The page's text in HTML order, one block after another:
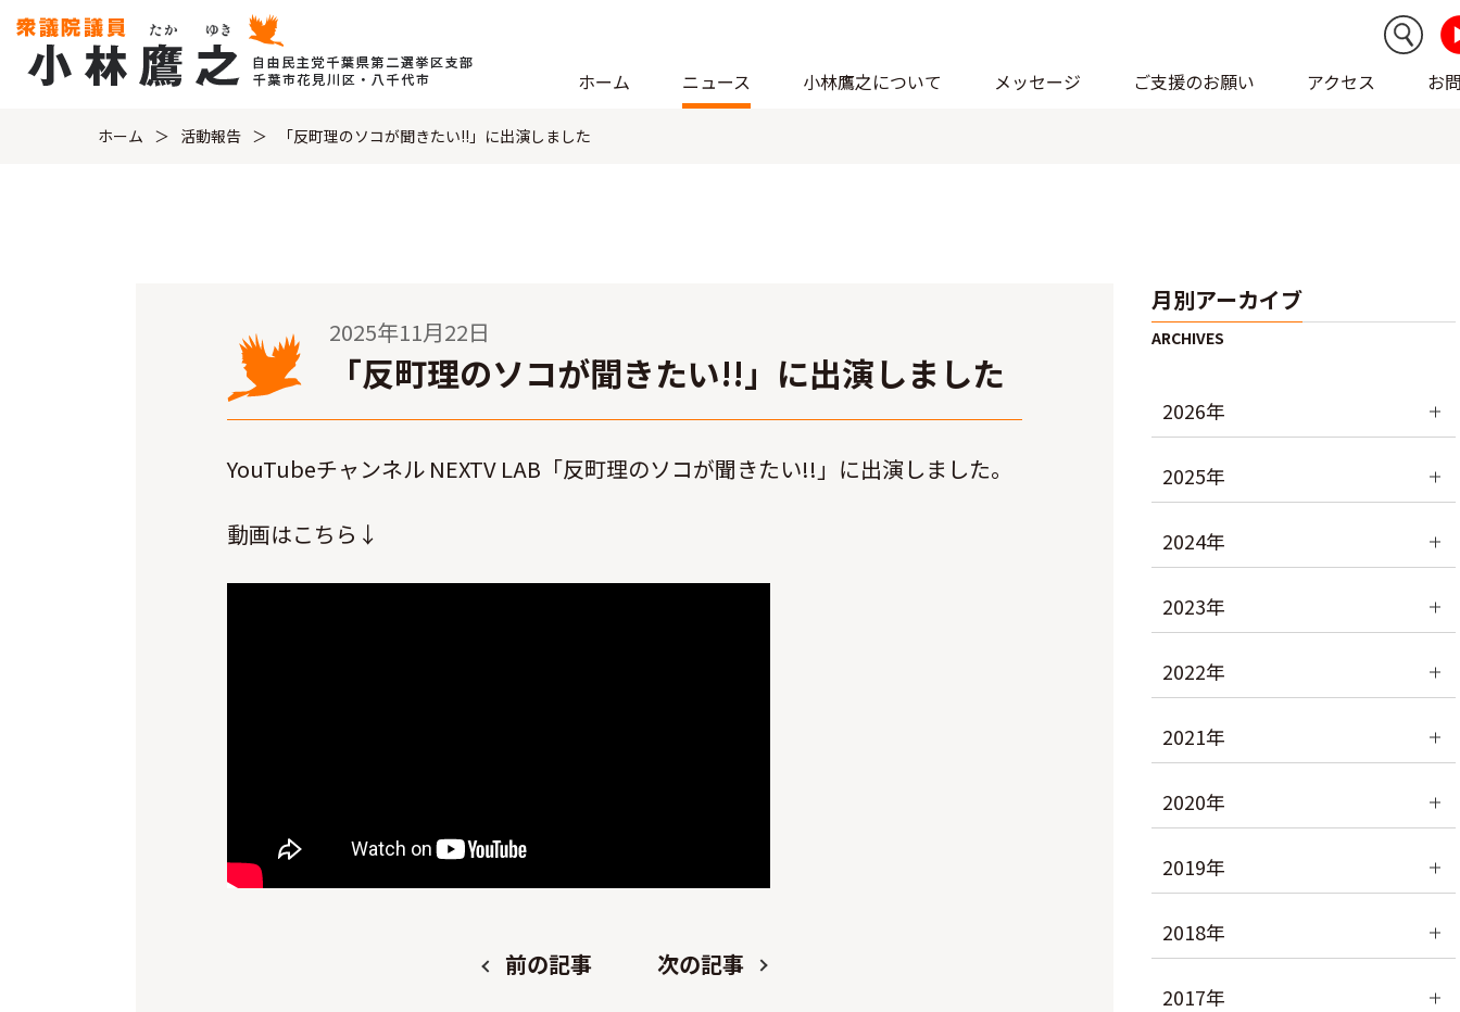
ホーム ニュース 小林鷹之について メッセージ ご支援のお願い アクセス お
ホーム 活動報告 「反町理のソコが聞きたい!!」に出演しました
2025年11月22日
「反町理のソコが聞きたい!!」に出演しました
YouTubeチャンネル NEXTV LAB「反町理のソコが聞きたい!!」に出演しました。
動画はこちら↓
前の記事 次の記事
月別アーカイブ
2026年
2025年
2024年
2023年
2022年
2021年
2020年
2019年
2018年
2017年